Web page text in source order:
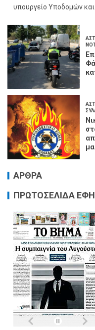
υπουργείο Υποδομών
ΑΡΘΡΑ
ΠΡΩΤΟΣΕΛΙΔΑ